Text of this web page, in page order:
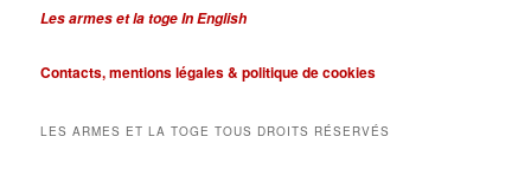
Les armes et la toge In English
Contacts,mentions légales & politique de cookies
LES ARMES ET LA TOGE TOUS DROITS RÉSERVÉS